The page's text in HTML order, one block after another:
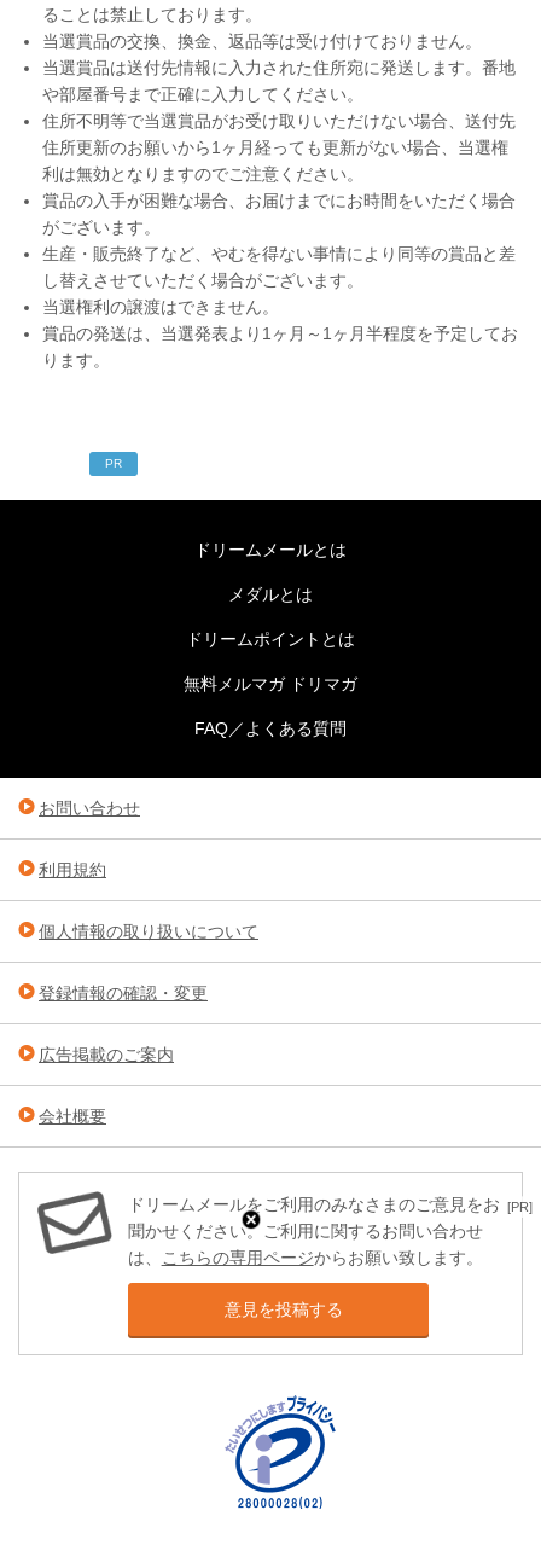
ることは禁止しております。
当選賞品の交換、換金、返品等は受け付けておりません。
当選賞品は送付先情報に入力された住所宛に発送します。番地
や部屋番号まで正確に入力してください。
住所不明等で当選賞品がお受け取りいただけない場合、送付先
住所更新のお願いから1ヶ月経っても更新がない場合、当選権
利は無効となりますのでご注意ください。
賞品の入手が困難な場合、お届けまでにお時間をいただく場合
がございます。
生産・販売終了など、やむを得ない事情により同等の賞品と差
し替えさせていただく場合がございます。
当選権利の譲渡はできません。
賞品の発送は、当選発表より1ヶ月～1ヶ月半程度を予定してお
ります。
[PR]
PR
ドリームメールとは
メダルとは
ドリームポイントとは
無料メルマガ ドリマガ
FAQ／よくある質問
お問い合わせ
利用規約
個人情報の取り扱いについて
登録情報の確認・変更
広告掲載のご案内
会社概要
ドリームメールをご利用のみなさまのご意見をお
聞かせください。ご利用に関するお問い合わせ
は、
こちらの専用ページからお願い致します。
意見を投稿する